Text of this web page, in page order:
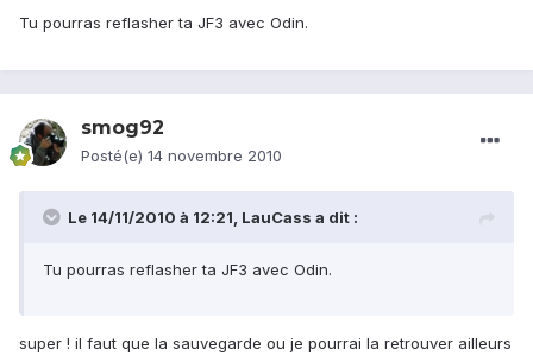
Tu pourras reflasher ta JF3 avec Odin.
smog92
Posté(e) 14 novembre 2010
Le 14/11/2010 à 12:21, LauCass a dit :
Tu pourras reflasher ta JF3 avec Odin.
super ! il faut que la sauvegarde ou je pourrai la retrouver ailleurs